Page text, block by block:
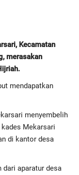
Kecamatan
merasakan
mendapatkan
menyembelih
Mekarsari
di kantor desa
dari aparatur desa